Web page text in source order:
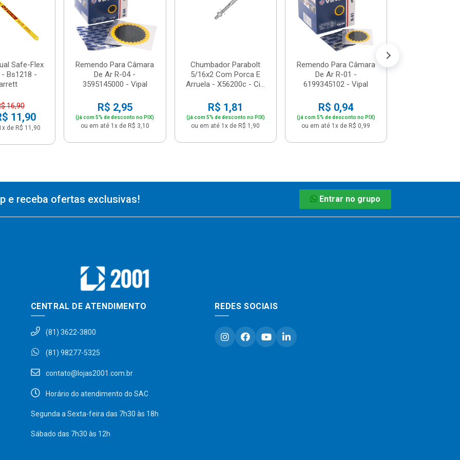
Safe-Flex
Bs1218 -
16,90
11,90
de R$ 11,90
Remendo Para Câmara
De Ar R-04 -
3595145000 - Vipal
R$ 2,95
(já com 5% de desconto no PIX)
ou em até 1x de R$ 3,10
Chumbador Parabolt
5/16x2 Com Porca E
Arruela - X56200c - Ci...
R$ 1,81
(já com 5% de desconto no PIX)
ou em até 1x de R$ 1,90
Remendo Para Câmara
De Ar R-01 -
6199345102 - Vipal
R$ 0,94
(já com 5% de desconto no PIX)
ou em até 1x de R$ 0,99
e receba ofertas exclusivas! Entrar no grupo
CENTRAL DE ATENDIMENTO
(81) 3622-3800
(81) 98277-5325
contato@lojas2001.com.br
Horário do atendimento do SAC
Segunda a Sexta-feira das 7h30 às 18h
Sábado das 7h30 às 12h
REDES SOCIAIS